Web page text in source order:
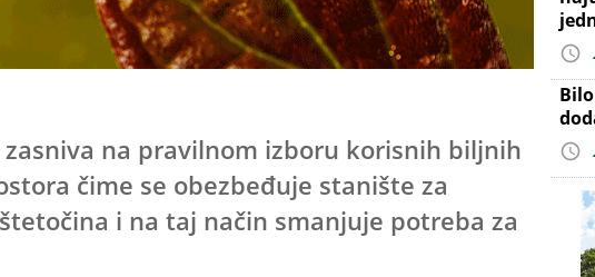
zasniva na pravilnom izboru korisnih biljnih
čime se obezbeđuje stanište za
i na taj način smanjuje potreba za